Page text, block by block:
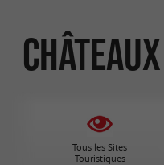
Tous les Sites
Touristiques